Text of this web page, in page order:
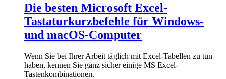
Die besten Microsoft Excel-
Tastaturkurzbefehle für Windows-
und macOS-Computer
Wenn Sie bei Ihrer Arbeit täglich mit Excel-Tabellen zu tun
haben, kennen Sie ganz sicher einige MS Excel-
Tastenkombinationen.